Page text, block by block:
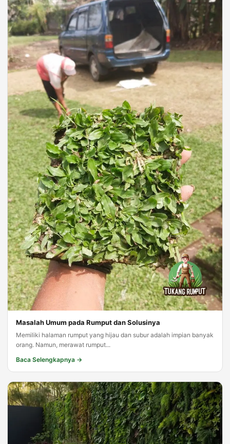
Masalah Umum pada Rumput dan Solusinya
Memiliki halaman rumput yang hijau dan subur adalah impian banyak
orang. Namun, merawat rumput...
Baca Selengkapnya →